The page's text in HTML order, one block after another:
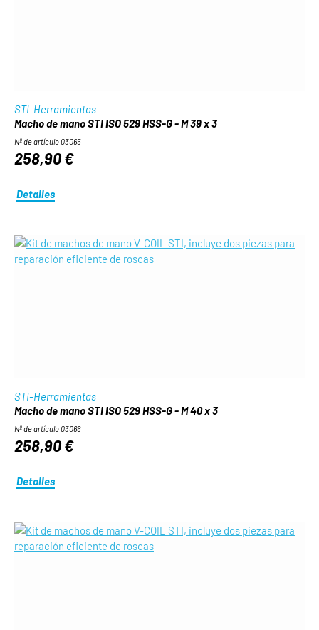
STI-Herramientas
Macho de mano STI ISO 529 HSS-G - M 39 x 3
Nº de artículo 03065
258,90 €
Detalles
STI-Herramientas
Macho de mano STI ISO 529 HSS-G - M 40 x 3
Nº de artículo 03066
258,90 €
Detalles